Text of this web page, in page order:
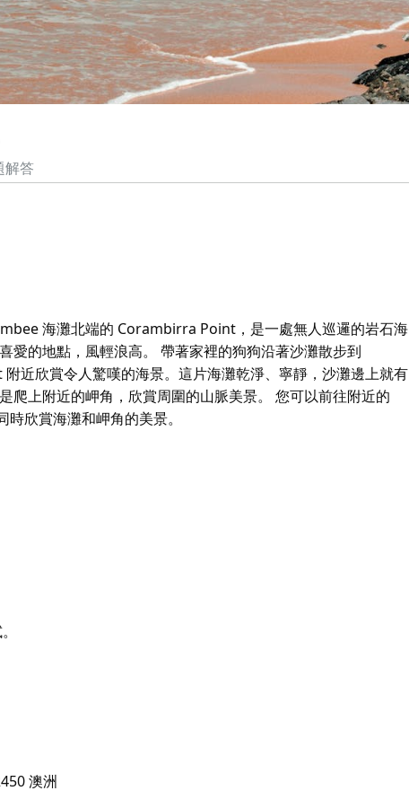
解答
海灘北端的 Corambirra Point，是一處無人巡邏的岩石海
愛的地點，風輕浪高。 帶著家裡的狗狗沿著沙灘散步到
近欣賞令人驚嘆的海景。這片海灘乾淨、寧靜，沙灘邊上就有
爬上附近的岬角，欣賞周圍的山脈美景。 您可以前往附近的
欣賞海灘和岬角的美景。
愛的地點，風輕浪高。
澳洲